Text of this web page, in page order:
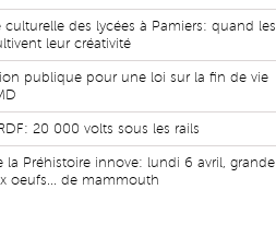
culturelle des lycées à Pamiers: quand les
leur créativité
publique pour une loi sur la fin de vie
20 000 volts sous les rails
la Préhistoire innove: lundi 6 avril, grande
oeufs... de mammouth